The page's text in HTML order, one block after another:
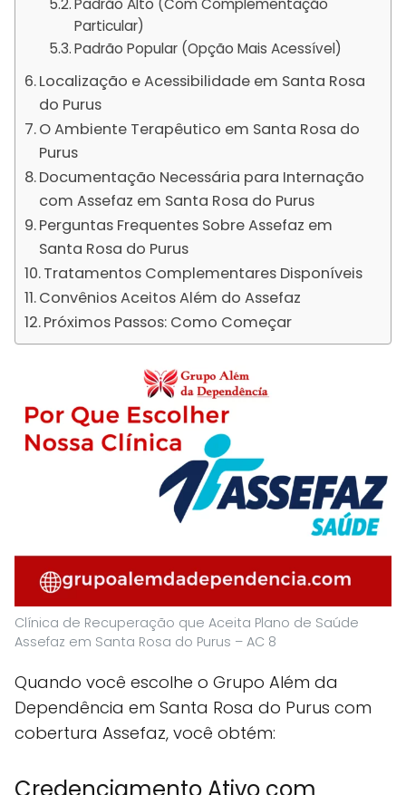
Padrão Alto (Com Complementação
Particular)
Padrão Popular (Opção Mais Acessível)
Localização e Acessibilidade em Santa Rosa
do Purus
O Ambiente Terapêutico em Santa Rosa do
Purus
Documentação Necessária para Internação
com Assefaz em Santa Rosa do Purus
Perguntas Frequentes Sobre Assefaz em
Santa Rosa do Purus
Tratamentos Complementares Disponíveis
Convênios Aceitos Além do Assefaz
Próximos Passos: Como Começar
Clínica de Recuperação que Aceita Plano de Saúde
Assefaz em Santa Rosa do Purus – AC 8
Quando você escolhe o Grupo Além da
Dependência em Santa Rosa do Purus com
cobertura Assefaz, você obtém: